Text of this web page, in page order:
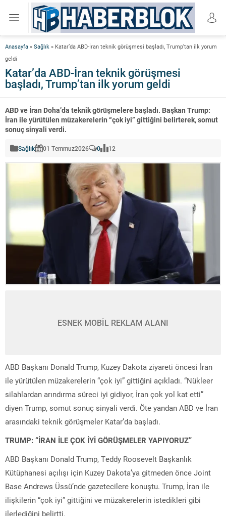
Anasayfa » Sağlık » Katar’da ABD-İran teknik görüşmesi başladı, Trump’tan ilk yorum
geldi
Katar’da ABD-İran teknik görüşmesi
başladı, Trump’tan ilk yorum geldi
ABD ve İran Doha’da teknik görüşmelere başladı. Başkan Trump:
İran ile yürütülen müzakerelerin “çok iyi” gittiğini belirterek, somut
sonuç sinyali verdi.
Sağlık 01 Temmuz2026 0 12
ESNEK MOBİL REKLAM ALANI
ABD Başkanı Donald Trump, Kuzey Dakota ziyareti öncesi İran
ile yürütülen müzakerelerin “çok iyi” gittiğini açıkladı. “Nükleer
silahlardan arındırma süreci iyi gidiyor, İran çok yol kat etti”
diyen Trump, somut sonuç sinyali verdi. Öte yandan ABD ve İran
arasındaki teknik görüşmeler Katar’da başladı.
TRUMP: “İRAN İLE ÇOK İYİ GÖRÜŞMELER YAPIYORUZ”
ABD Başkanı Donald Trump, Teddy Roosevelt Başkanlık
Kütüphanesi açılışı için Kuzey Dakota’ya gitmeden önce Joint
Base Andrews Üssü’nde gazetecilere konuştu. Trump, İran ile
ilişkilerin “çok iyi” gittiğini ve müzakerelerin istedikleri gibi
ilerlediğini belirtti.